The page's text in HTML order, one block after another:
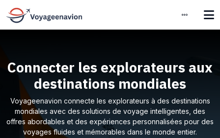
Connecter les explorateurs aux
destinations mondiales
Voyageenavion connecte les explorateurs à des destinations
mondiales avec des solutions de voyage intelligentes, des
offres abordables et des expériences personnalisées pour des
voyages fluides et mémorables dans le monde entier.